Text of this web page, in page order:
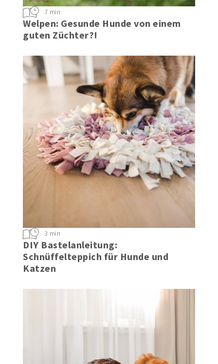
Welpen: Gesunde Hunde von einem
guten Züchter?!
7 min
DIY Bastelanleitung:
Schnüffelteppich für Hunde und
Katzen
3 min